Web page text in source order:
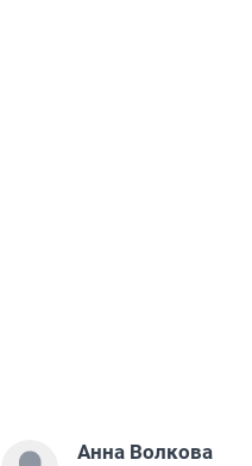
Анна Волкова